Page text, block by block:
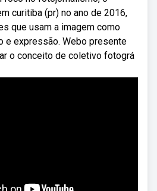
curitiba (pr) no ano de 2016,
que usam a imagem como
e expressão. Webo presente
o conceito de coletivo fotográ